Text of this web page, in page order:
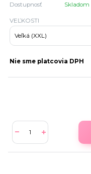
Dostupnosť Skladom
VEĽKOSTI
Nie sme platcovia DPH